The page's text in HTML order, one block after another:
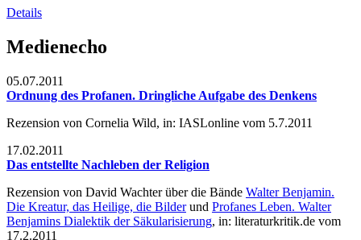
Details
Medienecho
05.07.2011
Ordnung des Profanen. Dringliche Aufgabe des Denkens
Rezension von Cornelia Wild, in: IASLonline vom 5.7.2011
17.02.2011
Das entstellte Nachleben der Religion
Rezension von David Wachter über die Bände Walter Benjamin.
Die Kreatur, das Heilige, die Bilderund Profanes Leben. Walter
Benjamins Dialektik der Säkularisierung, in: literaturkritik.de vom
17.2.2011